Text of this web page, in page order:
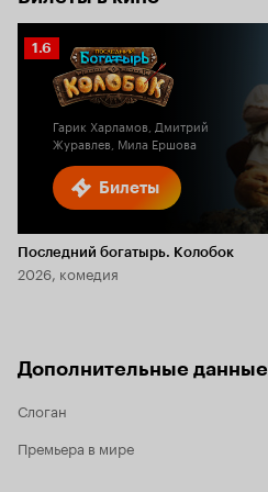
Билеты
Рейтинг
Кинопоиска
1.6
Гарик Харламов, Дмитрий
Журавлев, Мила Ершова
Последний богатырь. Колобок
2026, комедия
Дополнительные данные
Слоган
Премьера в мире